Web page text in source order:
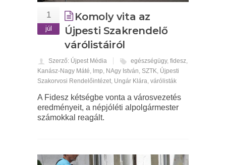
1
júl
Komoly vita az
Újpesti Szakrendelő
várólistáiról
Szerző: Újpest Média egészségügy, fidesz,
Kanász-Nagy Máté, lmp, NAgy István, SZTK, Újpesti
Szakorvosi Rendelőintézet, Ungár Klára, várólisták
A Fidesz kétségbe vonta a városvezetés
eredményeit, a népjóléti alpolgármester
számokkal reagált.